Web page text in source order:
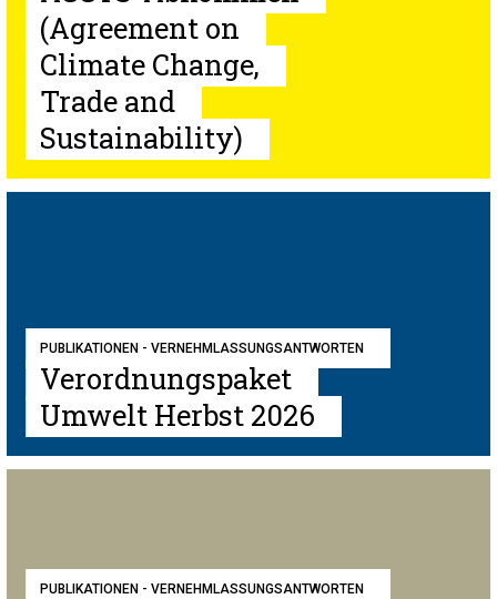
(Agreement on
Climate Change,
Trade and
Sustainability)
PUBLIKATIONEN - VERNEHMLASSUNGSANTWORTEN
Verordnungspaket
Umwelt Herbst 2026
PUBLIKATIONEN - VERNEHMLASSUNGSANTWORTEN